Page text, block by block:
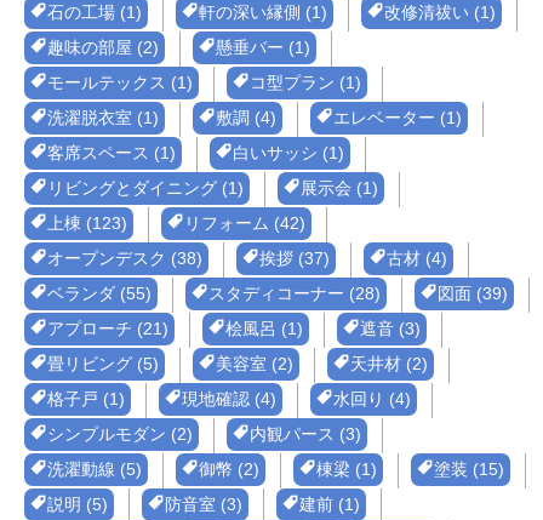
石の工場 (1)
軒の深い縁側 (1)
改修清祓い (1)
趣味の部屋 (2)
懸垂バー (1)
モールテックス (1)
コ型プラン (1)
洗濯脱衣室 (1)
敷調 (4)
エレベーター (1)
客席スペース (1)
白いサッシ (1)
リビングとダイニング (1)
展示会 (1)
上棟 (123)
リフォーム (42)
オープンデスク (38)
挨拶 (37)
古材 (4)
ベランダ (55)
スタディコーナー (28)
図面 (39)
アプローチ (21)
桧風呂 (1)
遮音 (3)
畳リビング (5)
美容室 (2)
天井材 (2)
格子戸 (1)
現地確認 (4)
水回り (4)
シンプルモダン (2)
内観パース (3)
洗濯動線 (5)
御幣 (2) 棟梁 (1)
塗装 (15)
説明 (5)
防音室 (3)
建前 (1)